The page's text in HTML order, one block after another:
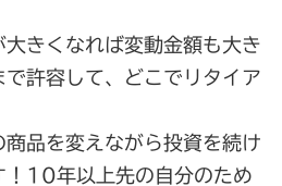
きくなれば変動金額も大き
許容して、どこでリタイア
品を変えながら投資を続け
！10年以上先の自分のため